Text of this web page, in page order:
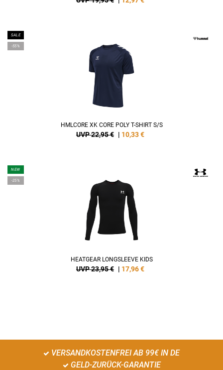
SALE
-55%
HMLCORE XK CORE POLY T-SHIRT S/S
UVP 22,95 € | 10,33€
NEW
-25%
HEATGEAR LONGSLEEVE KIDS
UVP 23,95 € | 17,96€
VERSANDKOSTENFREI AB 99€ IN DE
GELD-ZURÜCK-GARANTIE